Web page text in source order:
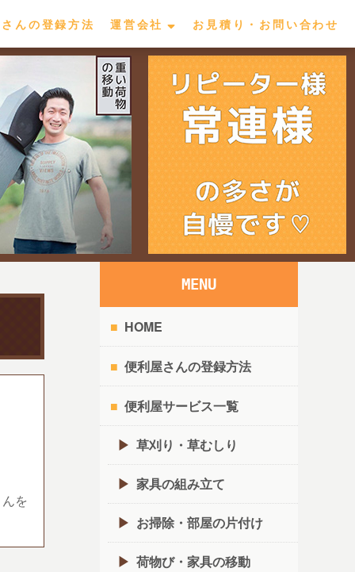
んの登録方法 運営会社 お見積り・お問い合わせ
を
MENU
HOME
便利屋さんの登録方法
便利屋サービス一覧
草刈り・草むしり
家具の組み立て
お掃除・部屋の片付け
荷物び・家具の移動